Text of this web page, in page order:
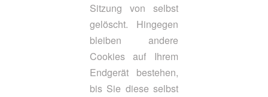
Sitzung von selbst
gelöscht. Hingegen
bleiben andere
Cookies auf Ihrem
Endgerät bestehen,
bis Sie diese selbst